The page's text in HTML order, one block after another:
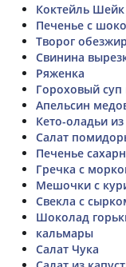
Коктейль
Печенье с
Творог
Свинина
Ряженка
Гороховый
Апельсин
Кето-оладьи
Салат
Печенье
Гречка с
Мешочки с
Свекла с
Шоколад
кальмары
Салат Чука